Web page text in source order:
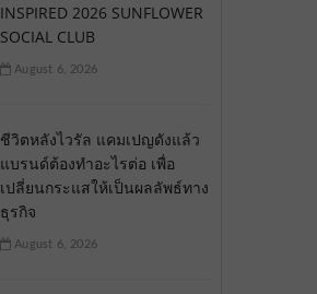
INSPIRED 2026 SUNFLOWER
SOCIAL CLUB
August 6, 2026
ชีวิตหลังไวรัล แคมเปญดังแล้ว
แบรนด์ต้องทำอะไรต่อ เพื่อ
เปลี่ยนกระแสให้เป็นผลลัพธ์ทาง
ธุรกิจ
August 6, 2026